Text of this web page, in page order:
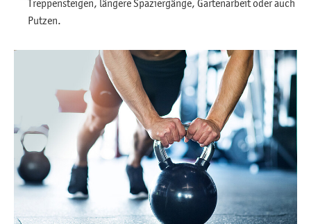
Treppensteigen, längere Spaziergänge, Gartenarbeit oder auch
Putzen.